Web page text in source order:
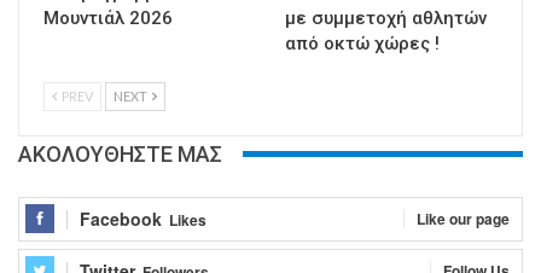
Μουντιάλ 2026
με συμμετοχή αθλητών
από οκτώ χώρες !
PREV NEXT
ΑΚΟΛΟΥΘΗΣΤΕ ΜΑΣ
Facebook Likes Like our page